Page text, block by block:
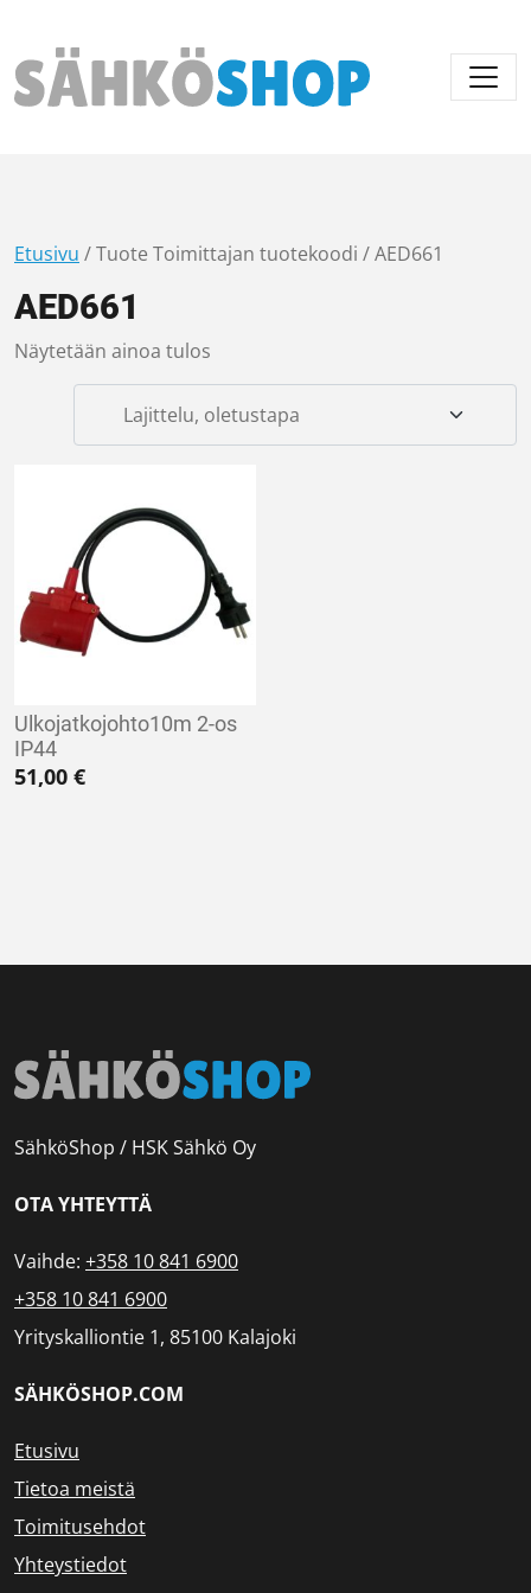
Päävalikko
Etusivu / Tuote Toimittajan tuotekoodi / AED661
AED661
Näytetään ainoa tulos
Ulkojatkojohto10m 2-os
IP44
51,00 €
SähköShop / HSK Sähkö Oy
OTA YHTEYTTÄ
Vaihde: +358 10 841 6900
+358 10 841 6900
Yrityskalliontie 1, 85100 Kalajoki
SÄHKÖSHOP.COM
Etusivu
Tietoa meistä
Toimitusehdot
Yhteystiedot